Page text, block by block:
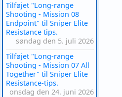
Tilføjet "Long-range
Shooting - Mission 08
Endpoint" til Sniper Elite
Resistance tips.
søndag den 5. juli 2026
Tilføjet "Long-range
Shooting - Mission 07 All
Together" til Sniper Elite
Resistance-tips.
onsdag den 24. juni 2026